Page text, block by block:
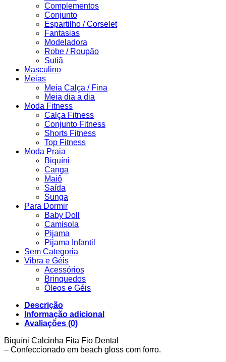
Complementos
Conjunto
Espartilho / Corselet
Fantasias
Modeladora
Robe / Roupão
Sutiã
Masculino
Meias
Meia Calça / Fina
Meia dia a dia
Moda Fitness
Calça Fitness
Conjunto Fitness
Shorts Fitness
Top Fitness
Moda Praia
Biquíni
Canga
Maiô
Saída
Sunga
Para Dormir
Baby Doll
Camisola
Pijama
Pijama Infantil
Sem Categoria
Vibra e Géis
Acessórios
Brinquedos
Óleos e Géis
Descrição
Informação adicional
Avaliações (0)
Biquíni Calcinha Fita Fio Dental
– Confeccionado em beach gloss com forro.